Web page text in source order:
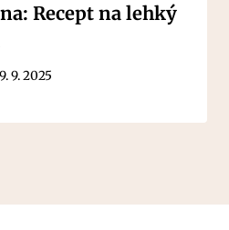
Recept na lehký
9. 2025